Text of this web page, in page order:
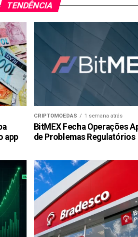
TENDÊNCIA
app
CRIPTOMOEDAS 1 semana atrás
BitMEX Fecha Operações
de Problemas Regulatórios